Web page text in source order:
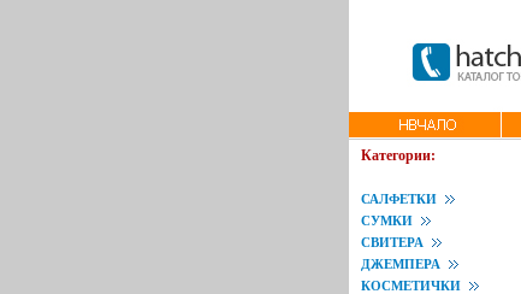
Категории:
САЛФЕТКИ
СУМКИ
СВИТЕРА
ДЖЕМПЕРА
КОСМЕТИЧКИ